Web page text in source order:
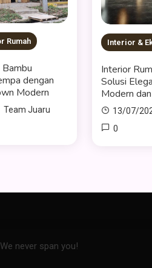
Rumah
dengan
Modern
Team Juaru
Interior &
Interior
Solusi
Modern
13/07/
0
We never span you!